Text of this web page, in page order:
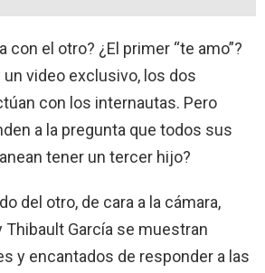
con el otro? ¿El primer “te amo”?
video exclusivo, los dos
con los internautas. Pero
a la pregunta que todos sus
tener un tercer hijo?
del otro, de cara a la cámara,
García se muestran
y encantados de responder a las